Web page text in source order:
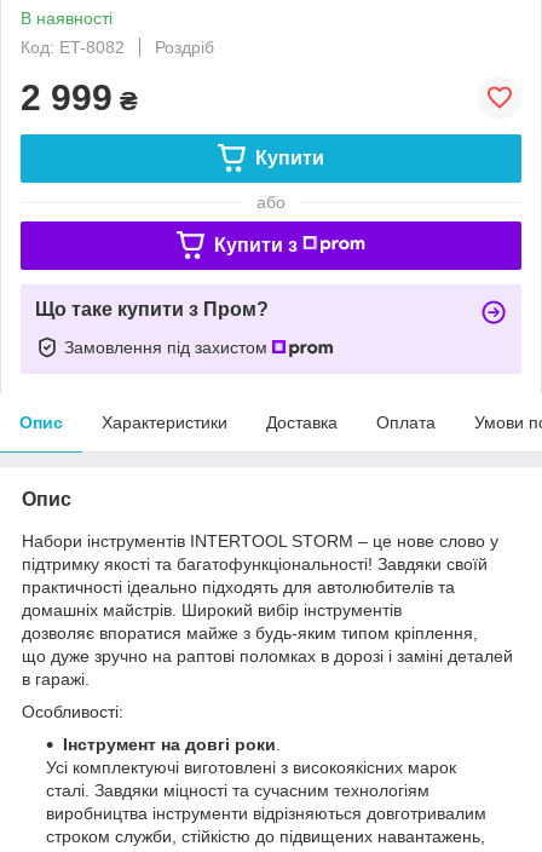
В наявності
Код: ET-8082
Роздріб
2 999 ₴
Купити
або
Купити з
Що таке купити з Пром?
Замовлення під захистом
Опис Характеристики Доставка Оплата Умови
Опис
Набори інструментів INTERTOOL STORM – це нове слово у
підтримку якості та багатофункціональності! Завдяки своїй
практичності ідеально підходять для автолюбителів та
домашніх майстрів. Широкий вибір інструментів
дозволяє впоратися майже з будь-яким типом кріплення,
що дуже зручно на раптові поломках в дорозі і заміні деталей
в гаражі.
Особливості:
Інструмент на довгі роки
Усі комплектуючі виготовлені з високоякісних марок
сталі. Завдяки міцності та сучасним технологіям
виробництва інструменти відрізняються довготривалим
строком служби, стійкістю до підвищених навантажень,